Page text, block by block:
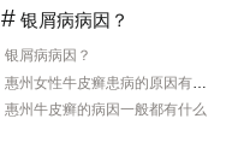
# 银屑病病因？
银屑病病因？
惠州女性牛皮癣患病的原因有哪些
惠州牛皮癣的病因一般都有什么